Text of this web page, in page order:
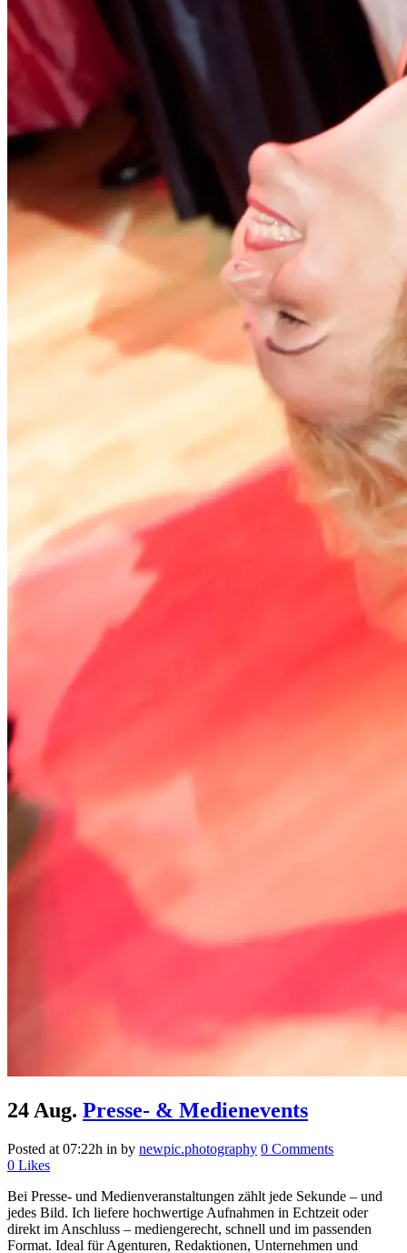
24 Aug. Presse- & Medienevents
Posted at 07:22h in by newpic.photography 0 Comments
0 Likes
Bei Presse- und Medienveranstaltungen zählt jede Sekunde – und
jedes Bild. Ich liefere hochwertige Aufnahmen in Echtzeit oder
direkt im Anschluss – mediengerecht, schnell und im passenden
Format. Ideal für Agenturen, Redaktionen, Unternehmen und